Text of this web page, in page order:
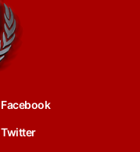
Facebook
Twitter